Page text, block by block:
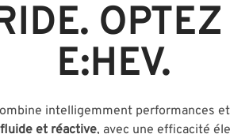
E:HEV.
intelligemment performances
et réactive, avec une efficacité